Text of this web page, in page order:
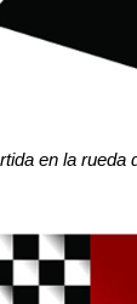
en la rueda